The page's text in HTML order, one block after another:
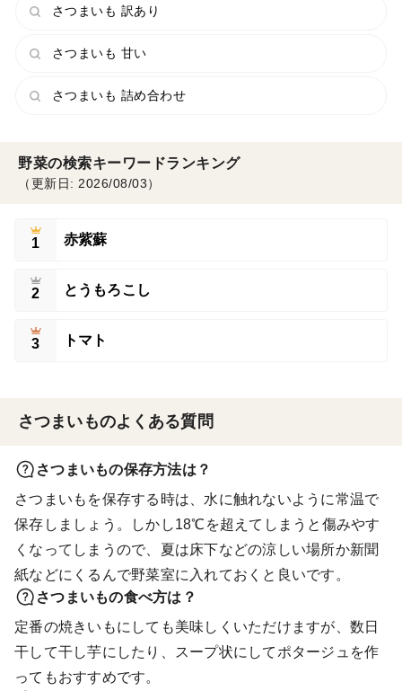
さつまいも 訳あり
さつまいも 甘い
さつまいも 詰め合わせ
野菜の検索キーワードランキング
（更新日: 2026/08/03）
1 赤紫蘇
2 とうもろこし
3 トマト
さつまいものよくある質問
さつまいもの保存方法は？
さつまいもを保存する時は、水に触れないように常温で
保存しましょう。しかし18℃を超えてしまうと傷みやす
くなってしまうので、夏は床下などの涼しい場所か新聞
紙などにくるんで野菜室に入れておくと良いです。
さつまいもの食べ方は？
定番の焼きいもにしても美味しくいただけますが、数日
干して干し芋にしたり、スープ状にしてポタージュを作
ってもおすすめです。